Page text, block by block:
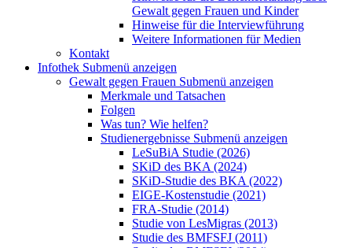
Gewalt gegen Frauen und Kinder
Hinweise für die Interviewführung
Weitere Informationen für Medien
Kontakt
Infothek Submenü anzeigen
Gewalt gegen Frauen Submenü anzeigen
Merkmale und Tatsachen
Folgen
Was tun? Wie helfen?
Studienergebnisse Submenü anzeigen
LeSuBiA Studie (2026)
SKiD des BKA (2024)
SKiD-Studie des BKA (2022)
EIGE-Kostenstudie (2021)
FRA-Studie (2014)
Studie von LesMigras (2013)
Studie des BMFSFJ (2011)